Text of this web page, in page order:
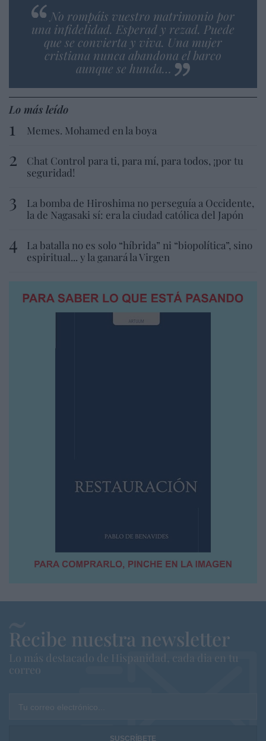
No rompáis vuestro matrimonio por
una infidelidad. Esperad y rezad. Puede
que se convierta y viva. Una mujer
cristiana nunca abandona el barco
aunque se hunda…
Lo más leído
Memes. Mohamed en la boya
Chat Control para ti, para mí, para todos, ¡por tu
seguridad!
La bomba de Hiroshima no perseguía a Occidente,
la de Nagasaki sí: era la ciudad católica del Japón
La batalla no es solo “híbrida” ni “biopolítica”, sino
espiritual... y la ganará la Virgen
Recibe nuestra newsletter
Lo más destacado de Hispanidad, cada dia en tu
correo
Tu correo electrónico...